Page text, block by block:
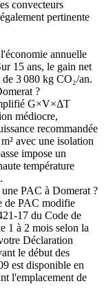
convecteurs
pertinente
annuelle
15 ans, le gain net
3 080 kg CO₂/an.
?
G×V×ΔT
médiocre,
recommandée
avec une isolation
impose un
température
PAC à Domerat ?
de PAC modifie
17 du Code de
1 à 2 mois selon la
Déclaration
le début des
est disponible en
l'emplacement de